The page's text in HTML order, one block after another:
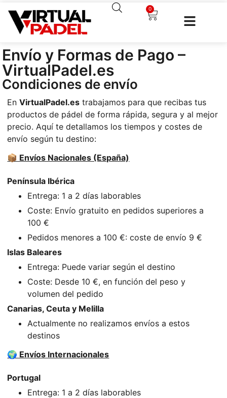
0
Envío y Formas de Pago –
VirtualPadel.es
Condiciones de envío
EnVirtualPadel.es trabajamos para que recibas tus
productos de pádel de forma rápida, segura y al mejor
precio. Aquí te detallamos los tiempos y costes de
envío según tu destino:
📦 Envíos Nacionales (España)
Península Ibérica
Entrega: 1 a 2 días laborables
Coste: Envío gratuito en pedidos superiores a
100 €
Pedidos menores a 100 €: coste de envío 9 €
Islas Baleares
Entrega: Puede variar según el destino
Coste: Desde 10 €, en función del peso y
volumen del pedido
Canarias, Ceuta y Melilla
Actualmente no realizamos envíos a estos
destinos
🌍 Envíos Internacionales
Portugal
Entrega: 1 a 2 días laborables